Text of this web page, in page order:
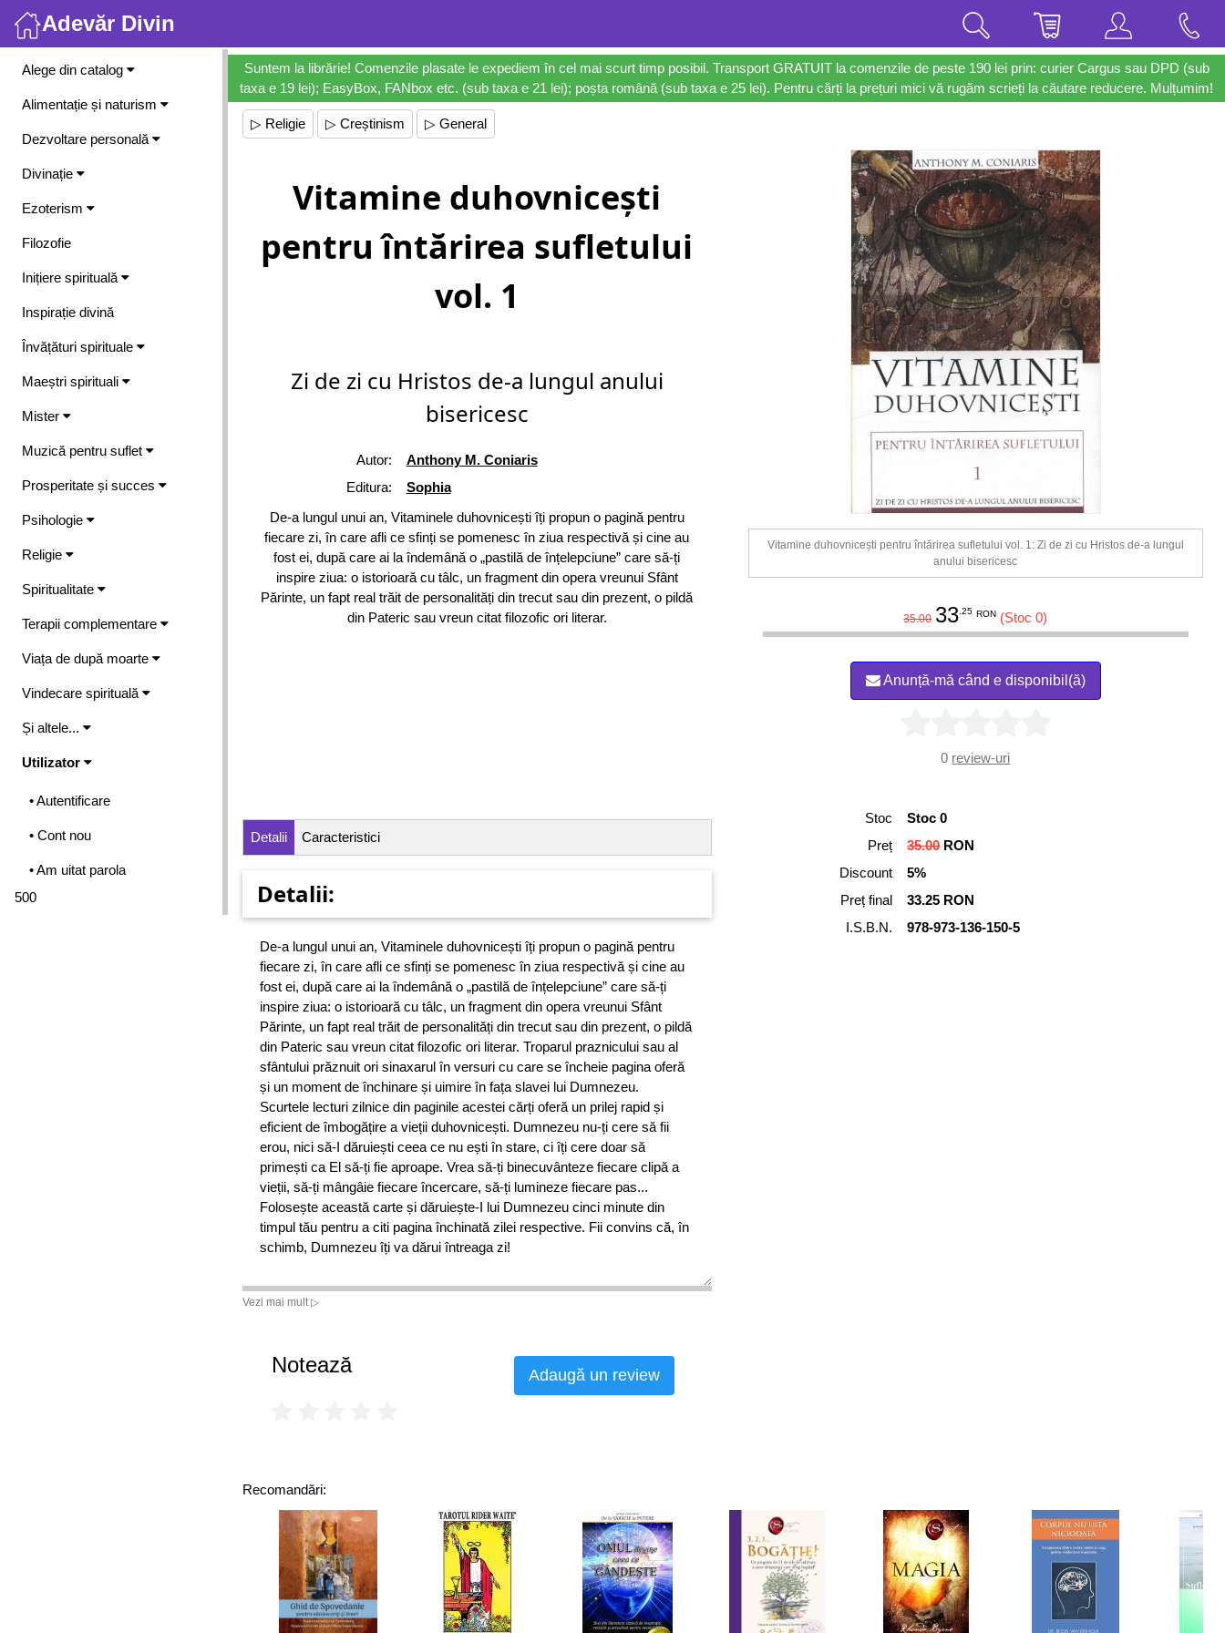
Adevăr Divin
Meniu
Alege din catalog
Alimentație și naturism
Dezvoltare personală
Divinație
Ezoterism
Filozofie
Inițiere spirituală
Inspirație divină
Învățături spirituale
Maeștri spirituali
Mister
Muzică pentru suflet
Prosperitate și succes
Psihologie
Religie
Spiritualitate
Terapii complementare
Viața de după moarte
Vindecare spirituală
Și altele...
Utilizator
• Autentificare
• Cont nou
• Am uitat parola
500
Suntem la librărie! Comenzile plasate le expediem în cel mai scurt timp posibil. Transport GRATUIT la comenzile de peste 190 lei prin: curier Cargus sau DPD (sub
taxa e 19 lei); EasyBox, FANbox etc. (sub taxa e 21 lei); poșta română (sub taxa e 25 lei). Pentru cărți la prețuri mici vă rugăm scrieți la căutare reducere. Mulțumim!
▷ Religie ▷ Creștinism ▷ General
Vitamine duhovnicești
pentru întărirea sufletului
vol. 1
Zi de zi cu Hristos de-a lungul anului
bisericesc
Autor:
Anthony M. Coniaris
Editura:
Sophia
De-a lungul unui an, Vitaminele duhovnicești îți propun o pagină pentru
fiecare zi, în care afli ce sfinți se pomenesc în ziua respectivă și cine au
fost ei, după care ai la îndemână o „pastilă de înțelepciune” care să-ți
inspire ziua: o istorioară cu tâlc, un fragment din opera vreunui Sfânt
Părinte, un fapt real trăit de personalități din trecut sau din prezent, o pildă
din Pateric sau vreun citat filozofic ori literar.
Vitamine duhovnicești pentru întărirea sufletului vol. 1: Zi de zi cu Hristos de-a lungul
anului bisericesc
35.00 33 .25 RON (Stoc 0)
Anunță-mă când e disponibil(ă)
0 review-uri
Detalii Caracteristici
Detalii:
De-a lungul unui an, Vitaminele duhovnicești îți propun o pagină pentru
fiecare zi, în care afli ce sfinți se pomenesc în ziua respectivă și cine au
fost ei, după care ai la îndemână o „pastilă de înțelepciune” care să-ți
inspire ziua: o istorioară cu tâlc, un fragment din opera vreunui Sfânt
Părinte, un fapt real trăit de personalități din trecut sau din prezent, o pildă
din Pateric sau vreun citat filozofic ori literar. Troparul praznicului sau al
sfântului prăznuit ori sinaxarul în versuri cu care se încheie pagina oferă
și un moment de închinare și uimire în fața slavei lui Dumnezeu.
Scurtele lecturi zilnice din paginile acestei cărți oferă un prilej rapid și
eficient de îmbogățire a vieții duhovnicești. Dumnezeu nu-ți cere să fii
erou, nici să-I dăruiești ceea ce nu ești în stare, ci îți cere doar să
primești ca El să-ți fie aproape. Vrea să-ți binecuvânteze fiecare clipă a
vieții, să-ți mângâie fiecare încercare, să-ți lumineze fiecare pas...
Folosește această carte și dăruiește-I lui Dumnezeu cinci minute din
timpul tău pentru a citi pagina închinată zilei respective. Fii convins că, în
schimb, Dumnezeu îți va dărui întreaga zi!
Vezi mai mult ▷
Stoc
Stoc 0
Preț
35.00RON
Discount
5%
Preț final
33.25 RON
I.S.B.N.
978-973-136-150-5
Notează Adaugă un review
Recomandări: